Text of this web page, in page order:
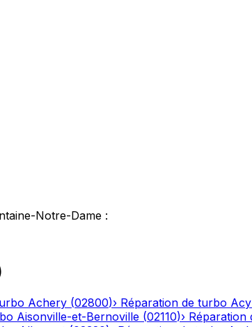
Notre-Dame :
Achery (02800)› Réparation de turbo Acy
Aisonville-et-Bernoville (02110)› Réparation